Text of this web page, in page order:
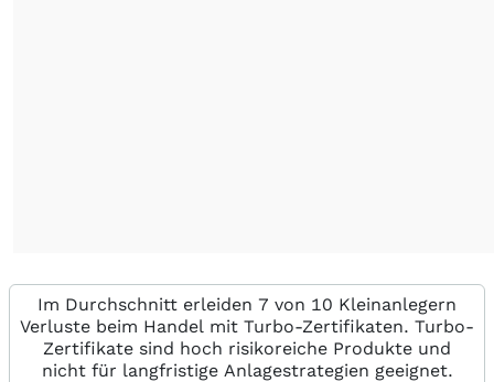
Im Durchschnitt erleiden 7 von 10 Kleinanlegern
Verluste beim Handel mit Turbo-Zertifikaten. Turbo-
Zertifikate sind hoch risikoreiche Produkte und
nicht für langfristige Anlagestrategien geeignet.